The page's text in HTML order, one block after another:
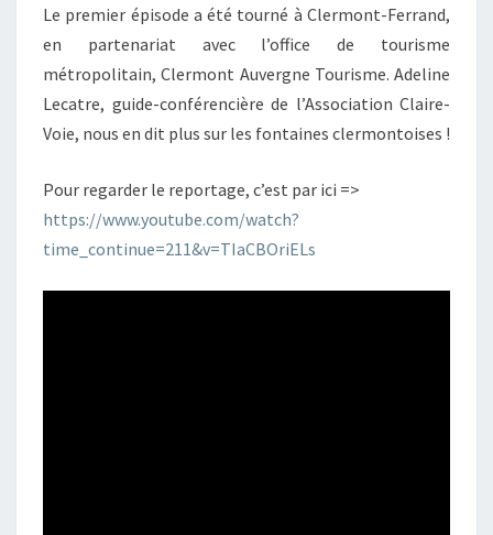
Le premier épisode a été tourné à Clermont-Ferrand,
en partenariat avec l’office de tourisme
métropolitain, Clermont Auvergne Tourisme. Adeline
Lecatre, guide-conférencière de l’Association Claire-
Voie, nous en dit plus sur les fontaines clermontoises !
Pour regarder le reportage, c’est par ici =>
https://www.youtube.com/watch?
time_continue=211&v=TIaCBOriELs